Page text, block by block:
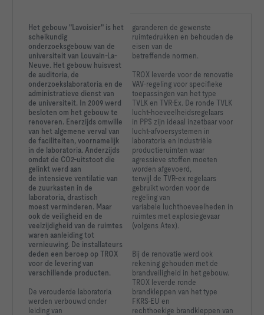
1kHz_25 [dB]     43                  26                 <
2kHz_25 [dB]     44                  24                 <
4kHz_25 [dB]     44                  17                 <
8kHz_25 [dB]     36                  < 15               <
LWNC_25 [dB]     46                  25                 <
Het gebouw "Lavoisier" is het
scheikundig
onderzoeksgebouw van de
universiteit van Louvain-La-
Neuve. Het gebouw huisvest
de auditoria, de
onderzoekslaboratoria en de
administratieve dienst van
de universiteit. In 2009 werd
besloten om het gebouw te
renoveren. Enerzijds omwille
van het algemene verval van
de faciliteiten, voornamelijk
in de laboratoria. Anderzijds
omdat de CO2-uitstoot die
gelinkt werd aan
de intensieve ventilatie van
de zuurkasten in de
laboratoria, drastisch
moest verminderen. Maar
ook de veiligheid en de
veelzijdigheid van de ruimtes
waren aanleiding tot
vernieuwing. De installateurs
deden een beroep op TROX
voor de levering van
verschillende producten.
De verouderde laboratoria
werden verbouwd onder
leiding van
garanderen de gewenste
ruimtedrukken en behouden de
eisen van de
betreffende normen.
TROX leverde voor de renovatie
VAV-regeling voor specifieke
toepassingen van het type
TVLK en TVR-Ex. De ronde TVLK
lucht-hoeveelheidsregelaars
in PPS zijn ideaal inzetbaar voor
lucht-afvoersystemen in
laboratoria en industriële
productieruimten waar
agressieve stoffen moeten
worden afgevoerd,
terwijl de TVR-ex regelaars
gebruikt worden voor de
regeling van
variabele luchthoeveelheden in
ruimtes met explosiegevaar
(volgens Atex).
Bij de renovatie werd ook
rekening gehouden met de
brandveiligheid in het gebouw.
TROX leverde ronde
brandkleppen van het type
FKRS-EU en
rechthoekige brandkleppen van